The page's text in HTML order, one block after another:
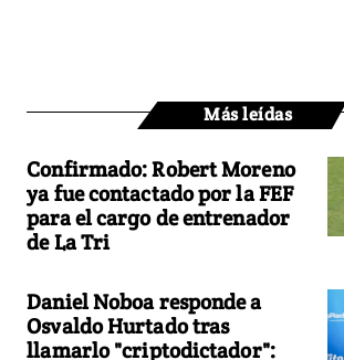
Más leídas
Confirmado: Robert Moreno
ya fue contactado por la FEF
para el cargo de entrenador
de La Tri
Daniel Noboa responde a
Osvaldo Hurtado tras
llamarlo "criptodictador":